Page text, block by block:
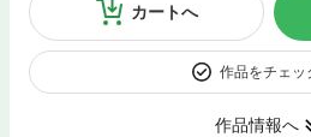
カートへ
作品をチェッ
作品情報へ